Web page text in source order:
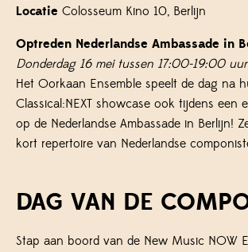
Locatie Colosseum Kino 10, Berlijn
Optreden Nederlandse Ambassade in
Donderdag 16 mei tussen 17:00-19:00 uur
Het Oorkaan Ensemble speelt de dag na
Classical:NEXT showcase ook tijdens een
op de Nederlandse Ambassade in Berlijn!
kort repertoire van Nederlandse
DAG VAN DE
Stap aan boord van de New Music NOW